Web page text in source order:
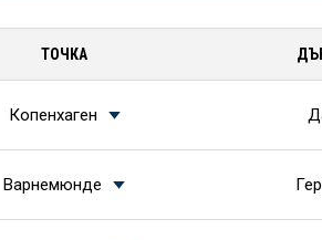
ТОЧКА
Копенхаген
Варнемюнде